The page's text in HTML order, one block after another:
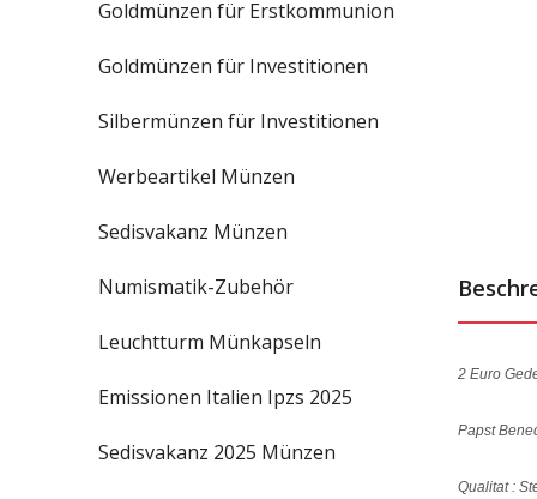
2 Euro
Papst
Qualitat :
Goldmünzen für Erstkommunion
Goldmünzen für Investitionen
Silbermünzen für Investitionen
Werbeartikel Münzen
Sedisvakanz Münzen
Numismatik-Zubehör
Leuchtturm Münkapseln
Emissionen Italien Ipzs 2025
Sedisvakanz 2025 Münzen